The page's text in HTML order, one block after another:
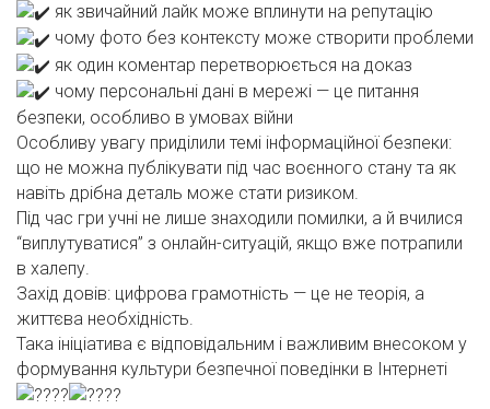
як звичайний лайк може вплинути на репутацію
чому фото без контексту може створити проблеми
як один коментар перетворюється на доказ
чому персональні дані в мережі — це питання
безпеки, особливо в умовах війни
Особливу увагу приділили темі інформаційної безпеки:
що не можна публікувати під час воєнного стану та як
навіть дрібна деталь може стати ризиком.
Під час гри учні не лише знаходили помилки, а й вчилися
“виплутуватися” з онлайн-ситуацій, якщо вже потрапили
в халепу.
Захід довів: цифрова грамотність — це не теорія, а
життєва необхідність.
Така ініціатива є відповідальним і важливим внесоком у
формування культури безпечної поведінки в Інтернеті